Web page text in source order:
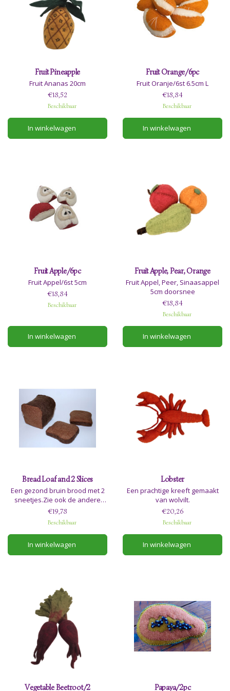
Fruit Pineapple
Fruit Ananas 20cm
€18,52
Beschikbaar
In winkelwagen
Fruit Orange/6pc
Fruit Oranje/6st 6.5cm L
€18,84
Beschikbaar
In winkelwagen
Fruit Apple/6pc
Fruit Appel/6st 5cm
€18,84
Beschikbaar
In winkelwagen
Fruit Apple, Pear, Orange
Fruit Appel, Peer, Sinaasappel
5cm doorsnee
€18,84
Beschikbaar
In winkelwagen
Bread Loaf and 2 Slices
Een gezond bruin brood met 2
sneetjes.Zie ook de andere
broodaanbiedingen; P/P403 en
P/P403B en P/P403+422
€19,78
Beschikbaar
In winkelwagen
Lobster
Een prachtige kreeft gemaakt
van wolvilt.
€20,26
Beschikbaar
In winkelwagen
Vegetable Beetroot/2 Papaya/2pc